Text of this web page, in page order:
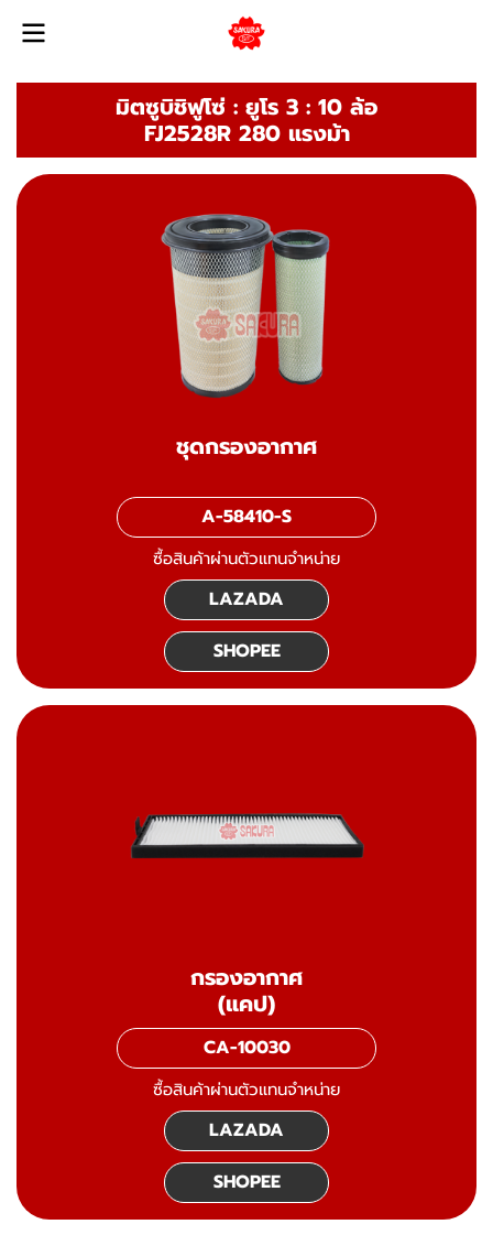
มิตซูบิชิฟูโซ่ : ยูโร 3 : 10 ล้อ
FJ2528R 280 แรงม้า
ชุดกรองอากาศ
A-58410-S
ซื้อสินค้าผ่านตัวแทนจำหน่าย
LAZADA
SHOPEE
กรองอากาศ
(แคป)
CA-10030
ซื้อสินค้าผ่านตัวแทนจำหน่าย
LAZADA
SHOPEE